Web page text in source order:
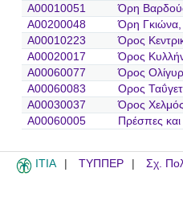
A00010051
Όρη
A00200048
Όρη Γκιώνα,
A00010223
Όρος
A00020017
Όρος
A00060077
Όρος
A00060083
Ορος
A00030037
Όρος
A00060005
Πρέσπες
ITIA ΤΥΠΠΕΡ Σχ.